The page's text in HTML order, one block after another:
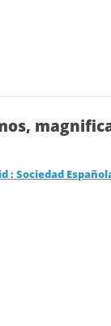
: Sociedad